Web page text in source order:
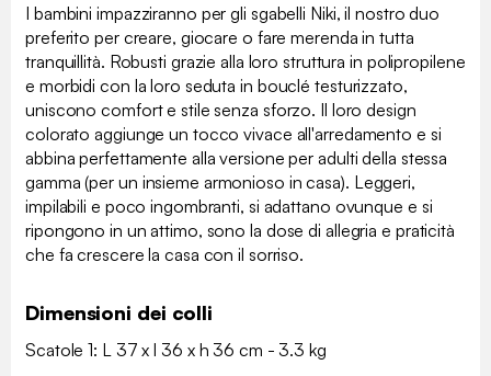
I bambini impazziranno per gli sgabelli Niki, il nostro duo
preferito per creare, giocare o fare merenda in tutta
tranquillità. Robusti grazie alla loro struttura in polipropilene
e morbidi con la loro seduta in bouclé testurizzato,
uniscono comfort e stile senza sforzo. Il loro design
colorato aggiunge un tocco vivace all'arredamento e si
abbina perfettamente alla versione per adulti della stessa
gamma (per un insieme armonioso in casa). Leggeri,
impilabili e poco ingombranti, si adattano ovunque e si
ripongono in un attimo, sono la dose di allegria e praticità
che fa crescere la casa con il sorriso.
Dimensioni dei colli
Scatole 1: L 37 x l 36 x h 36 cm - 3.3 kg